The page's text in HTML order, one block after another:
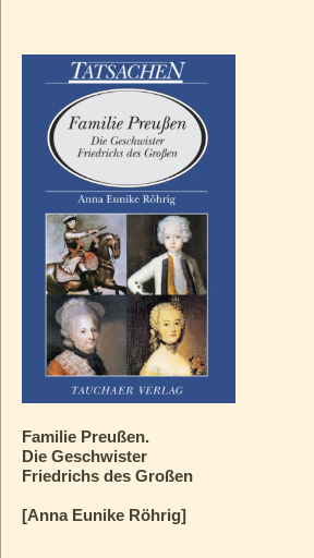
Familie Preußen.
Die Geschwister
Friedrichs des Großen
[Anna Eunike Röhrig]